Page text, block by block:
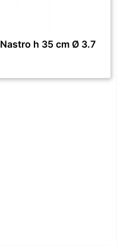
h 35 cm Ø 3.7